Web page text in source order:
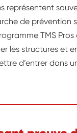
représentent
de prévention
TMS
les structures et
d’entrer dans